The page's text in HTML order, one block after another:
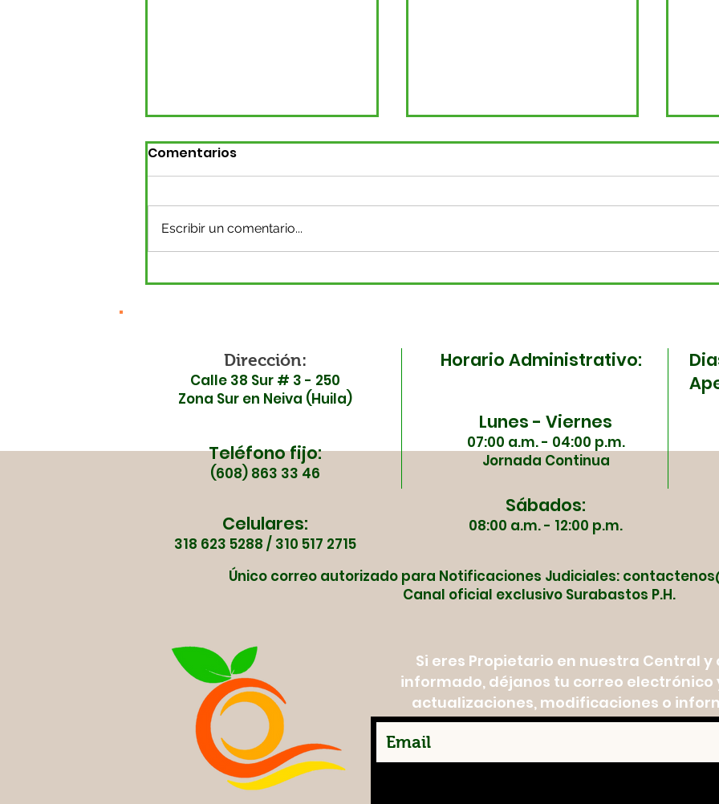
45 por falta de
garantías en seguridad
vial
jornada especial
Comentarios
Escribir un comentario...
Dirección:
Calle 38 Sur # 3 - 250
Zona Sur en Neiva (Huila)
Teléfono fijo:
(608) 863 33 46
Horario Administrativo:
Lunes - Viernes
07:00 a.m. - 04:00 p.m.
Jornada Continua
Sábados:
08:00 a.m. - 12:00 p.m.
Celulares:
318 623 5288 / 310 517 2715
Único correo autorizado para Notificaciones Judiciales:
Canal oficial exclusivo Surabastos P.H.
Si eres Propietario en nuestra Central
informado, déjanos tu correo electrónico
actualizaciones, modificaciones o